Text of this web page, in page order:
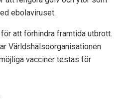
ebolaviruset.
att förhindra framtida utbrott.
Världshälsoorganisationen
vacciner testas för